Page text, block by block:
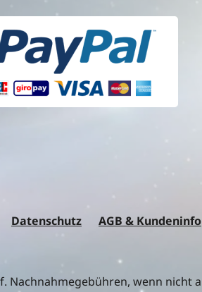
Datenschutz AGB & Kundeninfo
Nachnahmegebühren, wenn nicht